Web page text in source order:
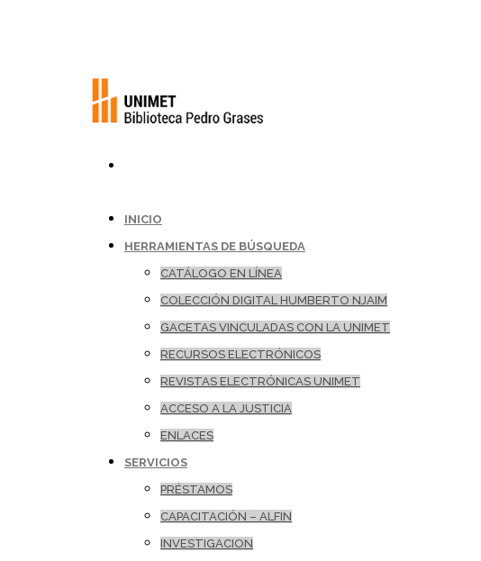
INICIO
HERRAMIENTAS DE BÚSQUEDA
CATÁLOGO EN LÍNEA
COLECCIÓN DIGITAL HUMBERTO NJAIM
GACETAS VINCULADAS CON LA UNIMET
RECURSOS ELECTRÓNICOS
REVISTAS ELECTRÓNICAS UNIMET
ACCESO A LA JUSTICIA
ENLACES
SERVICIOS
PRÉSTAMOS
CAPACITACIÓN – ALFIN
INVESTIGACION